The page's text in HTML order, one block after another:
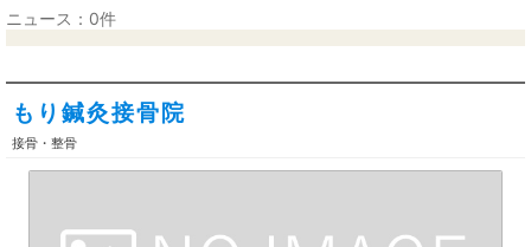
ニュース：0件
もり鍼灸接骨院
接骨・整骨